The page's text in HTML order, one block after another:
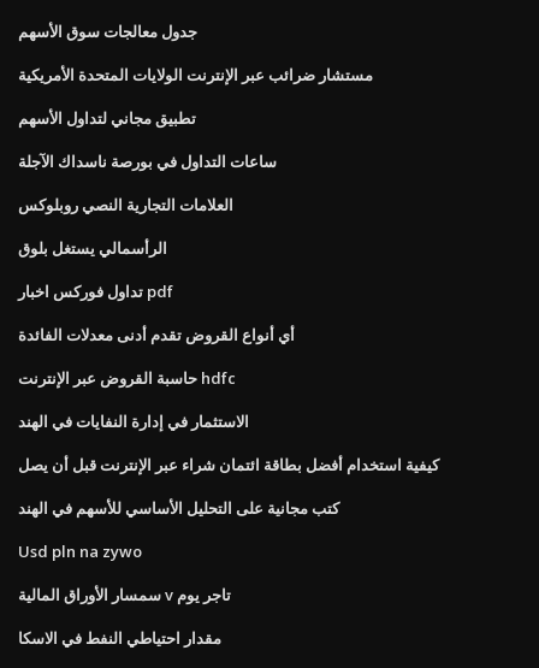
جدول معالجات سوق الأسهم
مستشار ضرائب عبر الإنترنت الولايات المتحدة الأمريكية
تطبيق مجاني لتداول الأسهم
ساعات التداول في بورصة ناسداك الآجلة
العلامات التجارية النصي روبلوكس
الرأسمالي يستغل بلوق
تداول فوركس اخبار pdf
أي أنواع القروض تقدم أدنى معدلات الفائدة
حاسبة القروض عبر الإنترنت hdfc
الاستثمار في إدارة النفايات في الهند
كيفية استخدام أفضل بطاقة ائتمان شراء عبر الإنترنت قبل أن يصل
كتب مجانية على التحليل الأساسي للأسهم في الهند
Usd pln na zywo
سمسار الأوراق المالية v تاجر يوم
مقدار احتياطي النفط في الاسكا